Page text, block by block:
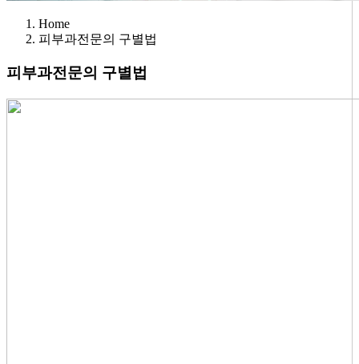
Home
피부과전문의 구별법
피부과전문의 구별법